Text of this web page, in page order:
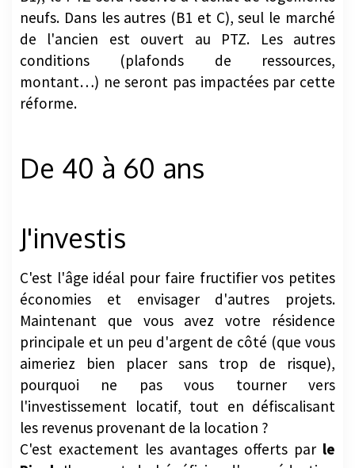
de l'ancien est ouvert au PTZ. Les autres
conditions (plafonds de ressources,
montant…) ne seront pas impactées par cette
réforme.
C'est l'âge idéal pour faire fructifier vos petites
économies et envisager d'autres projets.
Maintenant que vous avez votre résidence
principale et un peu d'argent de côté (que vous
aimeriez bien placer sans trop de risque),
pourquoi ne pas vous tourner vers
l'investissement locatif, tout en défiscalisant
les revenus provenant de la location ?
C'est exactement les avantages offerts par
Pinel . Il permet de bénéficier d'une réduction
d'impôt de 21 % du prix de l'investissement